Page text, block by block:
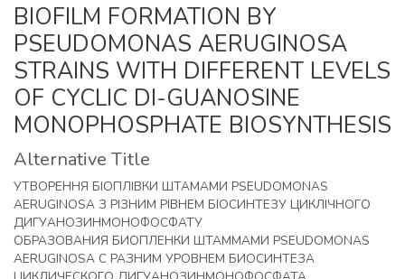
Statistics
BIOFILM FORMATION BY
PSEUDOMONAS AERUGINOSA
STRAINS WITH DIFFERENT LEVELS
OF CYCLIC DI-GUANOSINE
MONOPHOSPHATE BIOSYNTHESIS
Alternative Title
УТВОРЕННЯ БІОПЛІВКИ ШТАМАМИ PSEUDOMONAS
AERUGINOSA З РІЗНИМ РІВНЕМ БІОСИНТЕЗУ ЦИКЛІЧНОГО
ДИГУАНОЗИНМОНОФОСФАТУ
ОБРАЗОВАНИЯ БИОПЛЕНКИ ШТАММАМИ PSEUDOMONAS
AERUGINOSA С РАЗНИМ УРОВНЕМ БИОСИНТЕЗА